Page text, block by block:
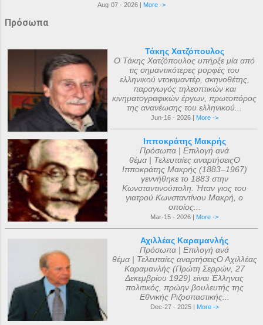
Aug-07 - 2026 | More ->
Πρόσωπα
Τάκης Χατζόπουλος
Ο Τάκης Χατζόπουλος υπήρξε μία από
τις σημαντικότερες μορφές του
ελληνικού ντοκιμαντέρ, σκηνοθέτης,
παραγωγός τηλεοπτικών και
κινηματογραφικών έργων, πρωτοπόρος
της ανανέωσης του ελληνικού...
Jun-16 - 2026 | More ->
Ιπποκράτης Μακρής
Πρόσωπα | Επιλογή ανά
θέμα | Τελευταίες αναρτήσειςΟ
Ιπποκράτης Μακρής (1883–1967)
γεννήθηκε το 1883 στην
Κωνσταντινούπολη. Ήταν γιος του
γιατρού Κωνσταντίνου Μακρή, ο
οποίος...
Mar-15 - 2026 | More ->
Αχιλλέας Καραμανλής
Πρόσωπα | Επιλογή ανά
θέμα | Τελευταίες αναρτήσειςΟ Αχιλλέας
Καραμανλής (Πρώτη Σερρών, 27
Δεκεμβρίου 1929) είναι Έλληνας
πολιτικός, πρώην βουλευτής της
Εθνικής Ριζοσπαστικής...
Dec-27 - 2025 | More ->